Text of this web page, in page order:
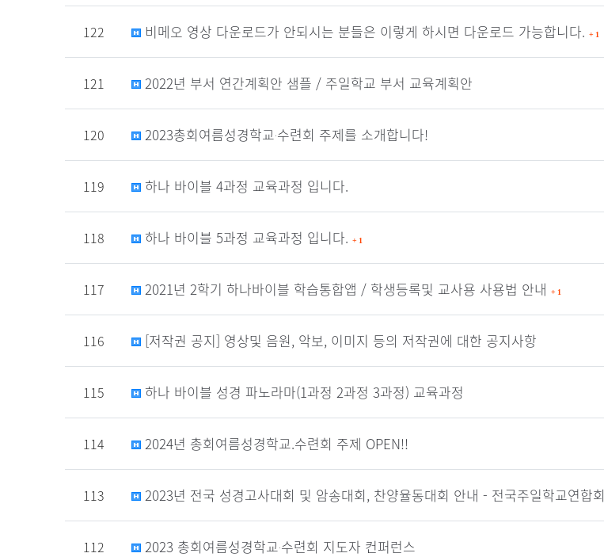
122 비메오 영상 다운로드가 안되시는 분들은 이렇게 하시면 다운로드 가능합니다. + 1
121 2022년 부서 연간계획안 샘플 / 주일학교 부서 교육계획안
120 2023총회여름성경학교‧수련회 주제를 소개합니다!
119 하나 바이블 4과정 교육과정 입니다.
118 하나 바이블 5과정 교육과정 입니다. + 1
117 2021년 2학기 하나바이블 학습통합앱 / 학생등록및 교사용 사용법 안내 + 1
116 [저작권 공지] 영상및 음원, 악보, 이미지 등의 저작권에 대한 공지사항
115 하나 바이블 성경 파노라마(1과정 2과정 3과정) 교육과정
114 2024년 총회여름성경학교.수련회 주제 OPEN!!
113 2023년 전국 성경고사대회 및 암송대회, 찬양율동대회 안내 - 전국주일학교연합회
112 2023 총회여름성경학교‧수련회 지도자 컨퍼런스